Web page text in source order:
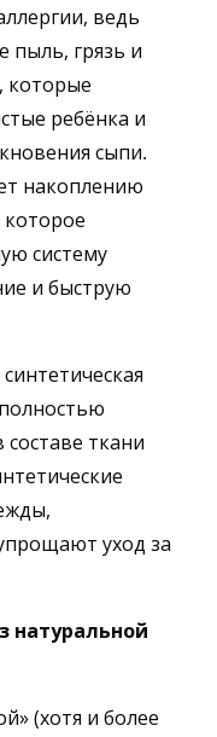
ведь
пыль, грязь и
которые
ребёнка и
сыпи.
накоплению
которое
систему
и быструю
ткани
уход за
натуральной
(хотя и более